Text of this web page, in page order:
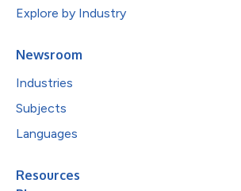
Explore by Industry
Newsroom
Industries
Subjects
Languages
Resources